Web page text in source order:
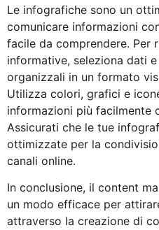
Le infografiche sono un
comunicare informazioni
facile da comprendere. Per
informative, seleziona dati
organizzali in un formato
Utilizza colori, grafici e
informazioni più facilmente
Assicurati che le tue
ottimizzate per la
canali online.
In conclusione, il content
un modo efficace per
attraverso la creazione di